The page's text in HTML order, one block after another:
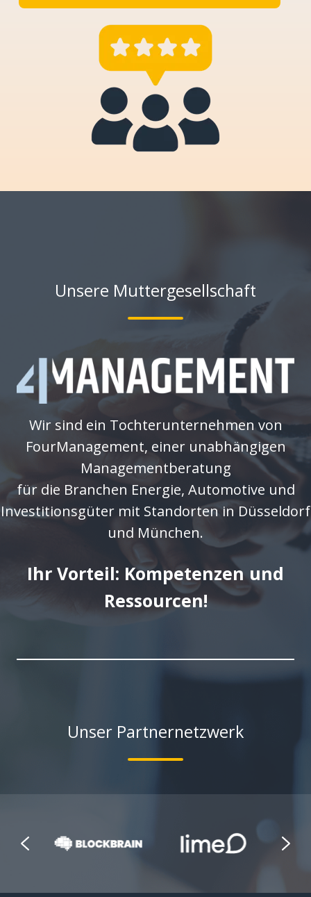
Unsere Muttergesellschaft
Wir sind ein Tochterunternehmen von
FourManagement, einer unabhängigen
Managementberatung
für die Branchen Energie, Automotive und
Investitionsgüter mit Standorten in Düsseldorf
und München.
Ihr Vorteil: Kompetenzen und
Ressourcen!
Unser Partnernetzwerk